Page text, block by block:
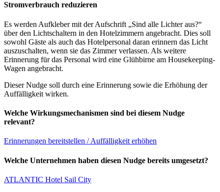
Stromverbrauch reduzieren
Es werden Aufkleber mit der Aufschrift „Sind alle Lichter aus?“
über den Lichtschaltern in den Hotelzimmern angebracht. Dies soll
sowohl Gäste als auch das Hotelpersonal daran erinnern das Licht
auszuschalten, wenn sie das Zimmer verlassen. Als weitere
Erinnerung für das Personal wird eine Glühbirne am Housekeeping-
Wagen angebracht.
Dieser Nudge soll durch eine Erinnerung sowie die Erhöhung der
Auffälligkeit wirken.
Welche Wirkungsmechanismen sind bei diesem Nudge
relevant?
Erinnerungen bereitstellen / Auffälligkeit erhöhen
Welche Unternehmen haben diesen Nudge bereits umgesetzt?
ATLANTIC Hotel Sail City